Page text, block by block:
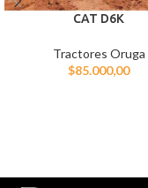
CAT D6K
Tractores Oruga
$85.000,00